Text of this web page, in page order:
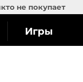
не покупает
Игры